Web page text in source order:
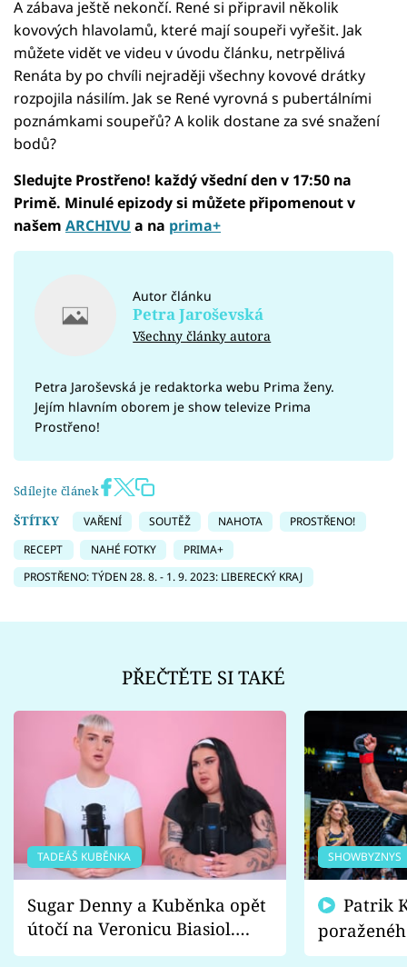
A zábava ještě nekončí. René si připravil několik
kovových hlavolamů, které mají soupeři vyřešit. Jak
můžete vidět ve videu v úvodu článku, netrpělivá
Renáta by po chvíli nejraději všechny kovové drátky
rozpojila násilím. Jak se René vyrovná s pubertálními
poznámkami soupeřů? A kolik dostane za své snažení
bodů?
Sledujte Prostřeno! každý všední den v 17:50 na
Primě. Minulé epizody si můžete připomenout v
našem ARCHIVU a na prima+
Autor článku
Petra Jaroševská
Všechny články autora
Petra Jaroševská je redaktorka webu Prima ženy.
Jejím hlavním oborem je show televize Prima
Prostřeno!
Sdílejte článek
ŠTÍTKY
VAŘENÍ SOUTĚŽ NAHOTA
PROSTŘENO!
RECEPT
NAHÉ FOTKY
PRIMA+
PROSTŘENO: TÝDEN 28. 8. - 1. 9. 2023: LIBERECKÝ KRAJ
PŘEČTĚTE SI TAKÉ
TADEÁŠ KUBĚNKA
Sugar Denny a Kuběnka opět
útočí na Veronicu Biasiol.
Proč je podle nich falešná a
SHOWBYZNYS
fanoušci